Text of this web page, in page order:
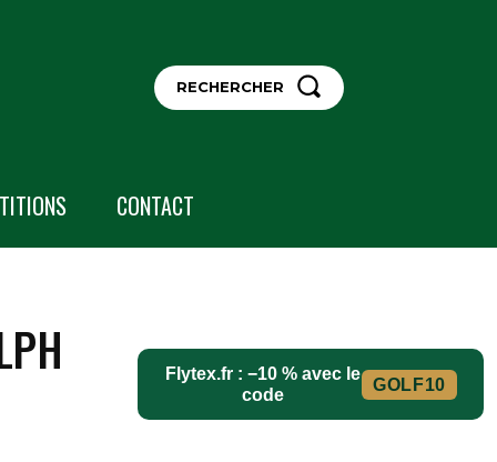
RECHERCHER
CONTACT
Flytex.fr : −10 % avec le
code
GOLF10